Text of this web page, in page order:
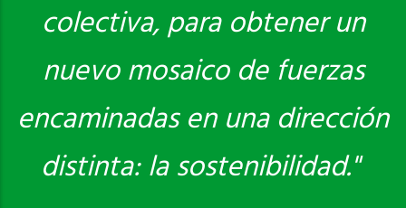
colectiva, para obtener un
nuevo mosaico de fuerzas
encaminadas en una dirección
distinta: la sostenibilidad."